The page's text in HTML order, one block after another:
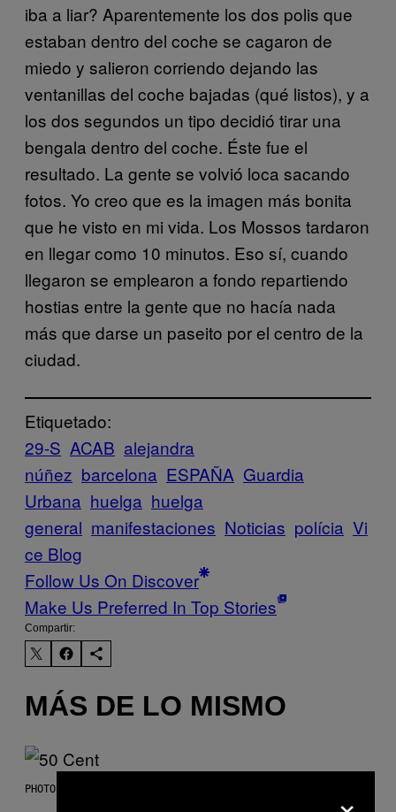
iba a liar? Aparentemente los dos polis que
estaban dentro del coche se cagaron de
miedo y salieron corriendo dejando las
ventanillas del coche bajadas (qué listos), y a
los dos segundos un tipo decidió tirar una
bengala dentro del coche. Éste fue el
resultado. La gente se volvió loca sacando
fotos. Yo creo que es la imagen más bonita
que he visto en mi vida. Los Mossos tardaron
en llegar como 10 minutos. Eso sí, cuando
llegaron se emplearon a fondo repartiendo
hostias entre la gente que no hacía nada
más que darse un paseito por el centro de la
ciudad.
Etiquetado:
29-S ACAB alejandra
núñez barcelona ESPAÑA Guardia
Urbana huelga huelga
general manifestaciones Noticias polícia Vi
ce Blog
Follow Us On Discover
Make Us Preferred In Top Stories
Compartir:
MÁS DE LO MISMO
PHOTO BY GREGORY BOJORQUEZ/GETTY IMAGES